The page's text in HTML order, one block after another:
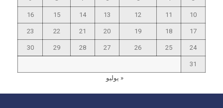
10
11
12
13
14
15
16
17
18
19
20
21
22
23
24
25
26
27
28
29
30
31
« يوليو